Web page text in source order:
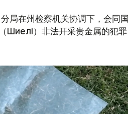
局在州检察机关协调下，会同国
Шиелі）非法开采贵金属的犯罪